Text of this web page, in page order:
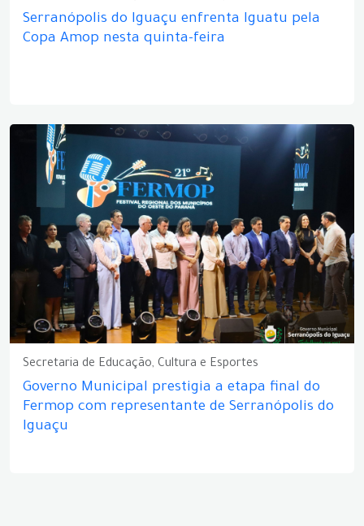
Serranópolis do Iguaçu enfrenta Iguatu pela
Copa Amop nesta quinta-feira
Secretaria de Educação, Cultura e Esportes
Governo Municipal prestigia a etapa final do
Fermop com representante de Serranópolis do
Iguaçu